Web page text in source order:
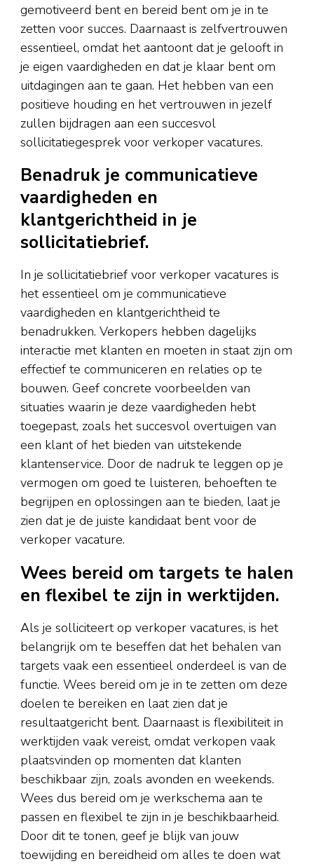
gemotiveerd bent en bereid bent om je in te
zetten voor succes. Daarnaast is zelfvertrouwen
essentieel, omdat het aantoont dat je gelooft in
je eigen vaardigheden en dat je klaar bent om
uitdagingen aan te gaan. Het hebben van een
positieve houding en het vertrouwen in jezelf
zullen bijdragen aan een succesvol
sollicitatiegesprek voor verkoper vacatures.
Benadruk je communicatieve
vaardigheden en
klantgerichtheid in je
sollicitatiebrief.
In je sollicitatiebrief voor verkoper vacatures is
het essentieel om je communicatieve
vaardigheden en klantgerichtheid te
benadrukken. Verkopers hebben dagelijks
interactie met klanten en moeten in staat zijn om
effectief te communiceren en relaties op te
bouwen. Geef concrete voorbeelden van
situaties waarin je deze vaardigheden hebt
toegepast, zoals het succesvol overtuigen van
een klant of het bieden van uitstekende
klantenservice. Door de nadruk te leggen op je
vermogen om goed te luisteren, behoeften te
begrijpen en oplossingen aan te bieden, laat je
zien dat je de juiste kandidaat bent voor de
verkoper vacature.
Wees bereid om targets te halen
en flexibel te zijn in werktijden.
Als je solliciteert op verkoper vacatures, is het
belangrijk om te beseffen dat het behalen van
targets vaak een essentieel onderdeel is van de
functie. Wees bereid om je in te zetten om deze
doelen te bereiken en laat zien dat je
resultaatgericht bent. Daarnaast is flexibiliteit in
werktijden vaak vereist, omdat verkopen vaak
plaatsvinden op momenten dat klanten
beschikbaar zijn, zoals avonden en weekends.
Wees dus bereid om je werkschema aan te
passen en flexibel te zijn in je beschikbaarheid.
Door dit te tonen, geef je blijk van jouw
toewijding en bereidheid om alles te doen wat